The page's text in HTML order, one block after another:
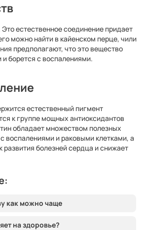
естественное соединение придает
можно найти в кайенском перце, чили
предполагают, что это вещество
борется с воспалениями.
естественный пигмент
к группе мощных антиоксидантов
обладает множеством полезных
воспалениями и раковыми клетками, а
болезней сердца и снижает
как можно чаще
на здоровье?